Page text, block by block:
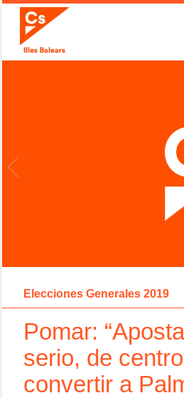
Elecciones Generales 2019
Pomar:
serio, de
convertir a